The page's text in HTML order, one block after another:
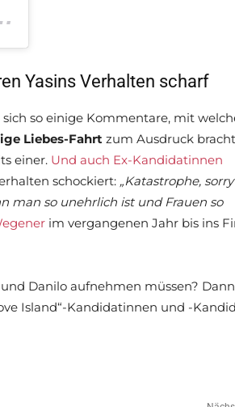
Yasins Verhalten scharf
so einige Kommentare, mit
Liebes-Fahrt zum Ausdruck
einer. Und auch Ex-Kandidatinnen
schockiert: „Katastrophe,
man so unehrlich ist und Frauen so
im vergangenen Jahr bis ins
Danilo aufnehmen müssen?
Island“-Kandidatinnen und -